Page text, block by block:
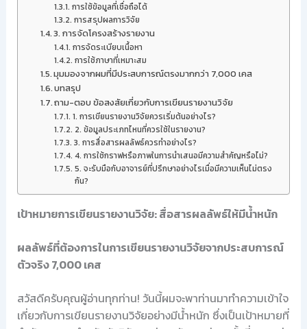
การใช้ข้อมูลที่เชื่อถือได้
การสรุปผลการวิจัย
3. การจัดโครงสร้างรายงาน
การจัดระเบียบเนื้อหา
การใช้ภาษาที่เหมาะสม
มุมมองจากผมที่มีประสบการณ์ตรงมากกว่า 7,000 เคส
บทสรุป
ถาม-ตอบ ข้อสงสัยเกี่ยวกับการเขียนรายงานวิจัย
1. การเขียนรายงานวิจัยควรเริ่มต้นอย่างไร?
2. ข้อมูลประเภทไหนที่ควรใช้ในรายงาน?
3. การสื่อสารผลลัพธ์ควรทำอย่างไร?
4. การใช้กราฟหรือภาพในการนำเสนอมีความสำคัญหรือไม่?
5. จะรับมือกับอาจารย์ที่ปรึกษาอย่างไรเมื่อมีความเห็นไม่ตรง
กัน?
เป้าหมายการเขียนรายงานวิจัย: สื่อสารผลลัพธ์ให้มีน้ำหนัก
ผลลัพธ์ที่ต้องการในการเขียนรายงานวิจัยจากประสบการณ์
ตัวจริง 7,000 เคส
สวัสดีครับคุณผู้อ่านทุกท่าน! วันนี้ผมจะพาท่านมาทำความเข้าใจ
เกี่ยวกับการเขียนรายงานวิจัยอย่างมีน้ำหนัก ซึ่งเป็นเป้าหมายที่